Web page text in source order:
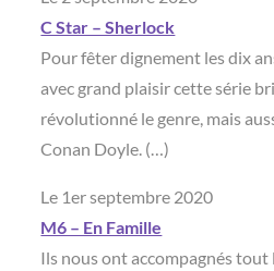
C Star – Sherlock
Pour fêter dignement les dix
avec grand plaisir cette série
révolutionné le genre, mais
Conan Doyle. (…)
Le 1er septembre 2020
M6 – En Famille
Ils nous ont accompagnés tout